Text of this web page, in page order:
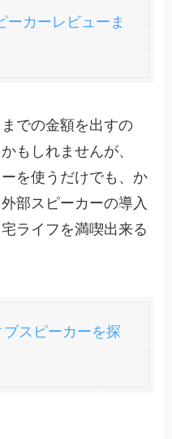
カーレビューま
での金額を出すの
もしれませんが、
を使うだけでも、か
部スピーカーの導入
ライフを満喫出来る
スピーカーを探